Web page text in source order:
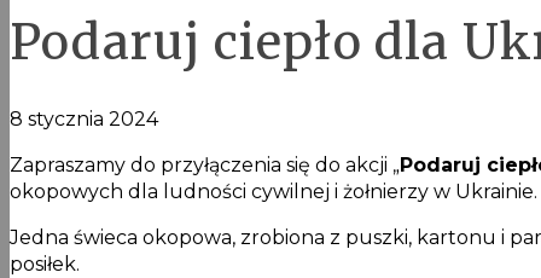
Podaruj ciepło dla
8 stycznia 2024
Zapraszamy do przyłączenia się do akcji „Podaruj
okopowych dla ludności cywilnej i żołnierzy w Ukrainie.
Jedna świeca okopowa, zrobiona z puszki, kartonu i
posiłek.